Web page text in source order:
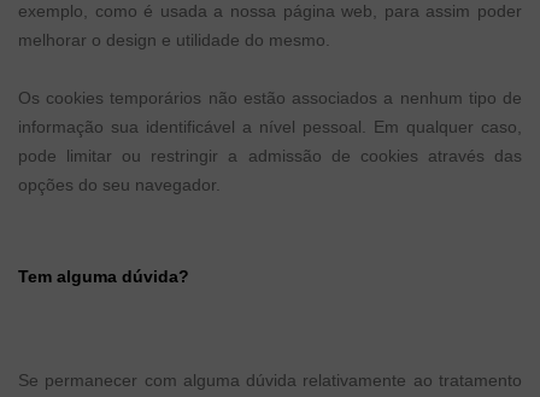
exemplo, como é usada a nossa página web, para assim poder
melhorar o design e utilidade do mesmo.
Os cookies temporários não estão associados a nenhum tipo de
informação sua identificável a nível pessoal. Em qualquer caso,
pode limitar ou restringir a admissão de cookies através das
opções do seu navegador.
Tem alguma dúvida?
Se permanecer com alguma dúvida relativamente ao tratamento